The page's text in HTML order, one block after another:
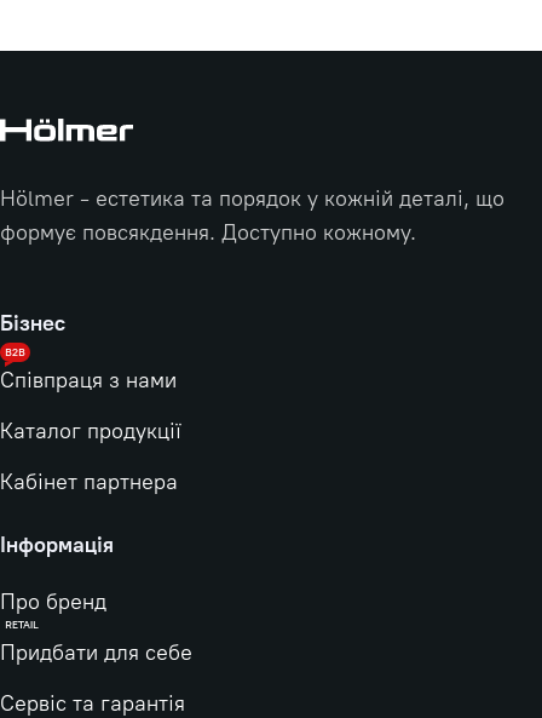
Hölmer - естетика та порядок у кожній деталі, що
формує повсякдення. Доступно кожному.
Бізнес
Співпраця з нами
B2B
Каталог продукції
Кабінет партнера
Інформація
Про бренд
Придбати для себе
RETAIL
Сервіс та гарантія